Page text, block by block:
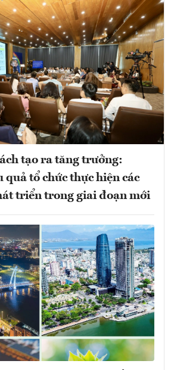
tạo ra tăng trưởng:
quả tổ chức thực hiện các
triển trong giai đoạn mới